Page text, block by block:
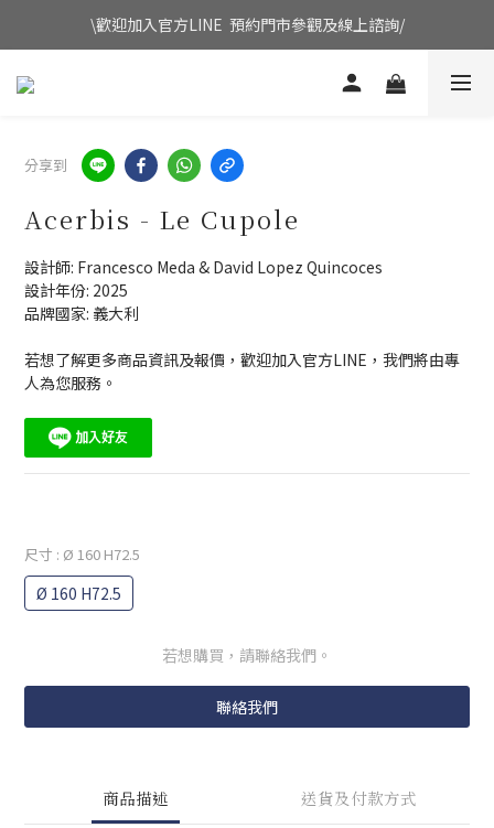
\歡迎加入官方LINE  預約門市參觀及線上諮詢/
分享到
Acerbis - Le Cupole
設計師: Francesco Meda & David Lopez Quincoces
設計年份: 2025
品牌國家: 義大利
若想了解更多商品資訊及報價，歡迎加入官方LINE，我們將由專
人為您服務。
尺寸 : Ø 160 H72.5
Ø 160 H72.5
若想購買，請聯絡我們。
聯絡我們
商品描述 送貨及付款方式